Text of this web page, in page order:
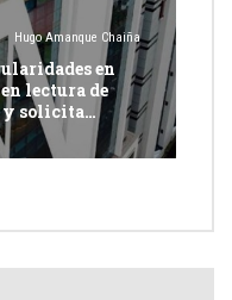
Hugo Amanque Chaiña
en
lectura de
y solicita